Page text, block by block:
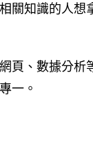
關知識的人想
頁、數據分析
一。